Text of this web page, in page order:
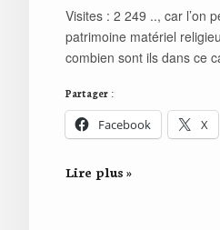
Visites : 2 249 .., car l’on
patrimoine matériel
combien sont ils dans ce
Partager :
Facebook X
Lire plus »